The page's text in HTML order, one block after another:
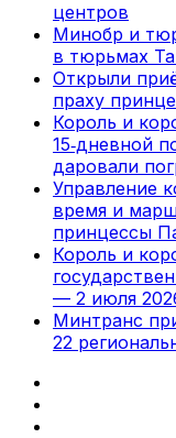
центров
Минобр и
в тюрьмах
Открыли
праху
Король и
15‑дневной
даровали
Управление
время и
принцессы
Король и
— 2 июля
Минтранс
22